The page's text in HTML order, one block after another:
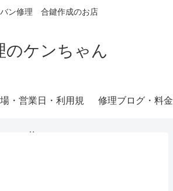
ン修理 合鍵作成のお店
のケンちゃん
・営業日・利用規
約
修理ブログ・料金